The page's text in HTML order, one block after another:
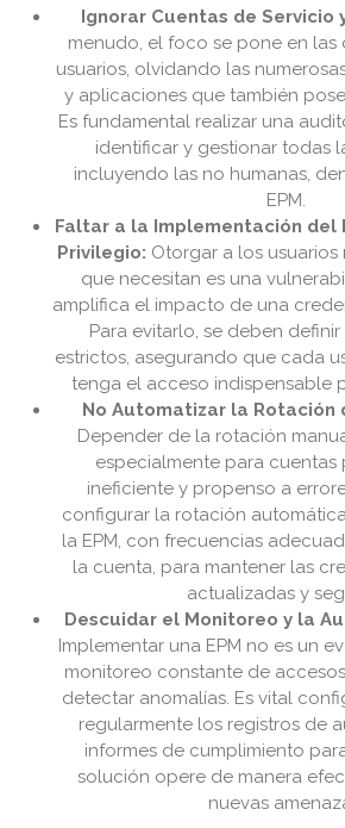
Ignorar Cuentas de Servicio
menudo, el foco se pone en las
usuarios, olvidando las
y aplicaciones que también
Es fundamental realizar una
identificar y gestionar todas
incluyendo las no humanas,
EPM.
Faltar a la Implementación del
Privilegio: Otorgar a los usuarios
que necesitan es una
amplifica el impacto de una
Para evitarlo, se deben
estrictos, asegurando que cada
tenga el acceso indispensable
No Automatizar la Rotación
Depender de la rotación
especialmente para cuentas
ineficiente y propenso a
configurar la rotación
la EPM, con frecuencias
la cuenta, para mantener las
actualizadas y
Descuidar el Monitoreo y la
Implementar una EPM no es un
monitoreo constante de
detectar anomalías. Es vital
regularmente los registros de
informes de cumplimiento
solución opere de manera
nuevas